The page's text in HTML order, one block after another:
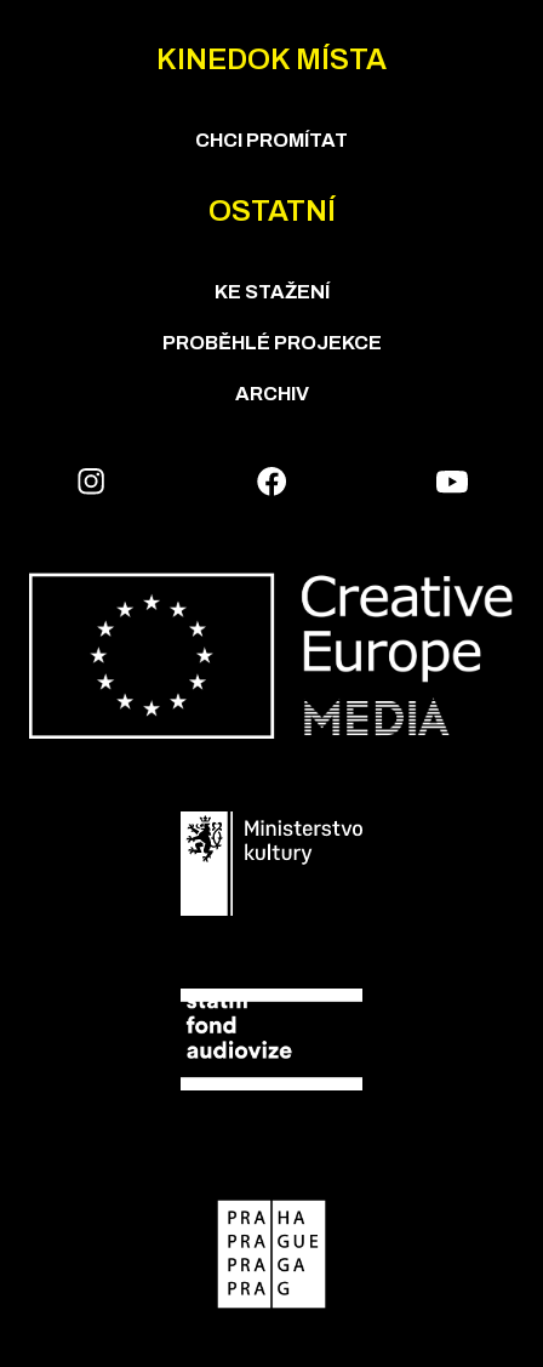
KINEDOK MÍSTA
CHCI PROMÍTAT
OSTATNÍ
KE STAŽENÍ
PROBĚHLÉ PROJEKCE
ARCHIV